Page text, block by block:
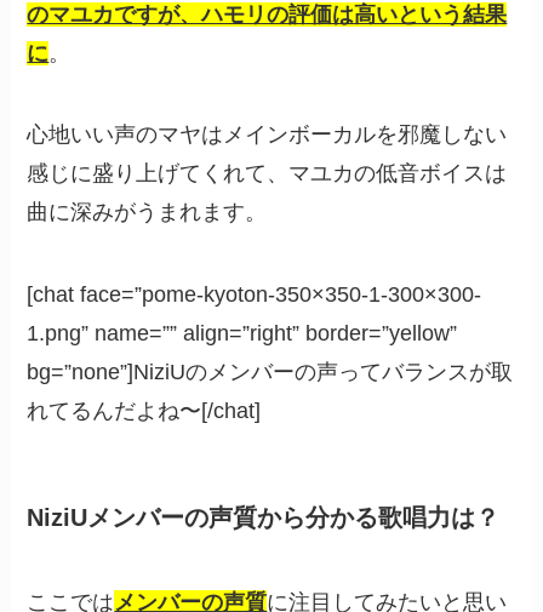
のマユカですが、ハモリの評価は高いという結果
に。
心地いい声のマヤはメインボーカルを邪魔しない
感じに盛り上げてくれて、マユカの低音ボイスは
曲に深みがうまれます。
[chat face=”pome-kyoton-350×350-1-300×300-
1.png” name=”” align=”right” border=”yellow”
bg=”none”]NiziUのメンバーの声ってバランスが取
れてるんだよね〜[/chat]
NiziUメンバーの声質から分かる歌唱力は？
ここでは メンバーの声質に注目してみたいと思い